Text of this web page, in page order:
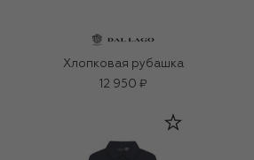
Хлопковая рубашка
12 950 ₽